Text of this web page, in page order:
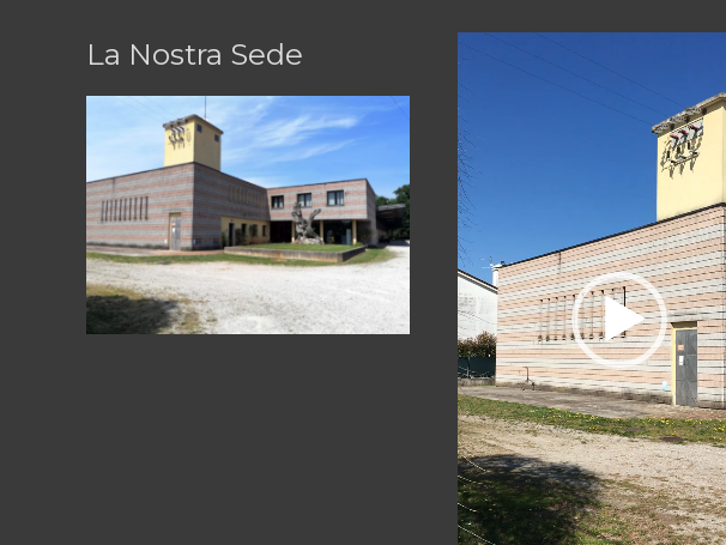
La Nostra Sede